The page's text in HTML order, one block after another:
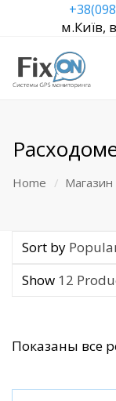
м.Київ,
Home Магазин
Sort by
Show 12
Показаны все